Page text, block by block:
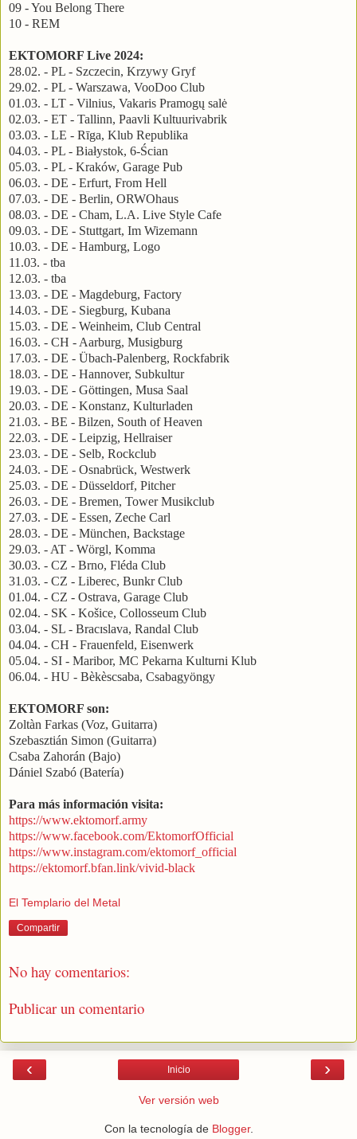
09 - You Belong There
10 - REM
EKTOMORF Live 2024:
28.02. - PL - Szczecin, Krzywy Gryf
29.02. - PL - Warszawa, VooDoo Club
01.03. - LT - Vilnius, Vakaris Pramogų salė
02.03. - ET - Tallinn, Paavli Kultuurivabrik
03.03. - LE - Rīga, Klub Republika
04.03. - PL - Białystok, 6-Ścian
05.03. - PL - Kraków, Garage Pub
06.03. - DE - Erfurt, From Hell
07.03. - DE - Berlin, ORWOhaus
08.03. - DE - Cham, L.A. Live Style Cafe
09.03. - DE - Stuttgart, Im Wizemann
10.03. - DE - Hamburg, Logo
11.03. - tba
12.03. - tba
13.03. - DE - Magdeburg, Factory
14.03. - DE - Siegburg, Kubana
15.03. - DE - Weinheim, Club Central
16.03. - CH - Aarburg, Musigburg
17.03. - DE - Übach-Palenberg, Rockfabrik
18.03. - DE - Hannover, Subkultur
19.03. - DE - Göttingen, Musa Saal
20.03. - DE - Konstanz, Kulturladen
21.03. - BE - Bilzen, South of Heaven
22.03. - DE - Leipzig, Hellraiser
23.03. - DE - Selb, Rockclub
24.03. - DE - Osnabrück, Westwerk
25.03. - DE - Düsseldorf, Pitcher
26.03. - DE - Bremen, Tower Musikclub
27.03. - DE - Essen, Zeche Carl
28.03. - DE - München, Backstage
29.03. - AT - Wörgl, Komma
30.03. - CZ - Brno, Fléda Club
31.03. - CZ - Liberec, Bunkr Club
01.04. - CZ - Ostrava, Garage Club
02.04. - SK - Košice, Collosseum Club
03.04. - SL - Bracɪslava, Randal Club
04.04. - CH - Frauenfeld, Eisenwerk
05.04. - SI - Maribor, MC Pekarna Kulturni Klub
06.04. - HU - Bèkèscsaba, Csabagyöngy
EKTOMORF son:
Zoltàn Farkas (Voz, Guitarra)
Szebasztián Simon (Guitarra)
Csaba Zahorán (Bajo)
Dániel Szabó (Batería)
Para más información visita:
https://www.ektomorf.army
https://www.facebook.com/EktomorfOfficial
https://www.instagram.com/ektomorf_official
https://ektomorf.bfan.link/vivid-black
El Templario del Metal
Compartir
No hay comentarios:
Publicar un comentario
‹ ›
Inicio
Ver versión web
Con la tecnología de Blogger.